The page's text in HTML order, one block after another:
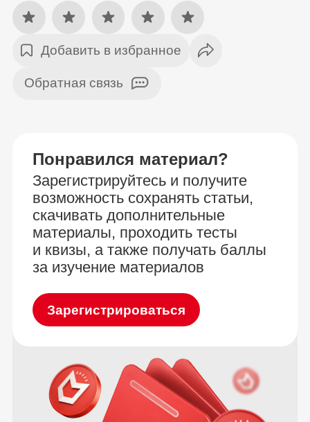
Добавить в избранное
Обратная связь
Понравился материал?
Зарегистрируйтесь и получите
возможность сохранять статьи,
скачивать дополнительные
материалы, проходить тесты
и квизы, а также получать баллы
за изучение материалов
Зарегистрироваться